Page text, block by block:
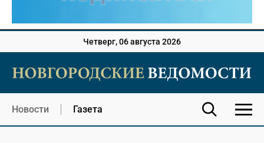
Четверг, 06 августа 2026
Новости Газета